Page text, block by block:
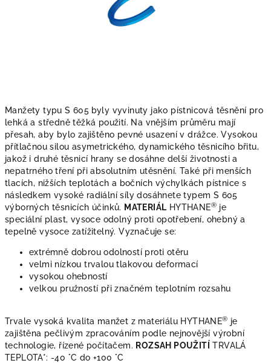
Manžety typu S 605 byly vyvinuty jako pístnicová těsnění pro
lehká a středně těžká použití. Na vnějším průměru mají
přesah, aby bylo zajištěno pevné usazení v drážce. Vysokou
přítlačnou silou asymetrického, dynamického těsnicího břitu,
jakož i druhé těsnicí hrany se dosáhne delší životnosti a
nepatrného tření při absolutním utěsnění. Také při menších
tlacích, nižších teplotách a bočních výchylkách pístnice s
následkem vysoké radiální síly dosáhnete typem S 605
výborných těsnicích účinků. MATERIÁL HYTHANE® je
speciální plast, vysoce odolný proti opotřebení, ohebný a
tepelně vysoce zatížitelný. Vyznačuje se:
extrémně dobrou odolností proti otěru
velmi nízkou trvalou tlakovou deformací
vysokou ohebností
velkou pružností při značném teplotním rozsahu
Trvale vysoká kvalita manžet z materiálu HYTHANE® je
zajištěna pečlivým zpracováním podle nejnovější výrobní
technologie, řízené počítačem. ROZSAH POUŽITÍ TRVALÁ
TEPLOTA*: -40 °C do +100 °C